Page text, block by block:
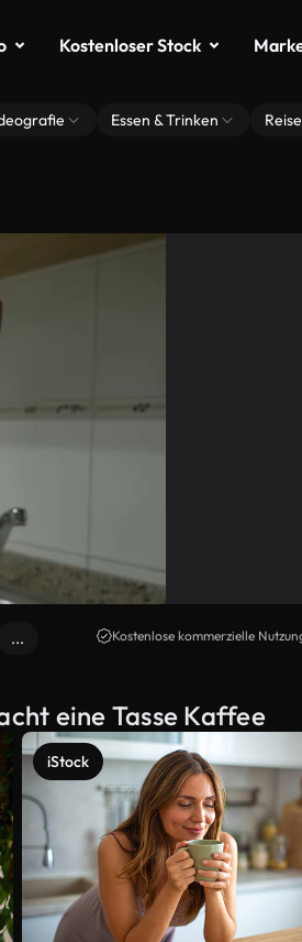
Kostenloser Stock
Essen & Trinken
... Kostenlose kommerzielle
eine Tasse Kaffee
iStock